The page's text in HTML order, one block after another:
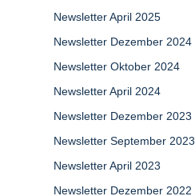
Newsletter April 2025
Newsletter Dezember 2024
Newsletter Oktober 2024
Newsletter April 2024
Newsletter Dezember 2023
Newsletter September 2023
Newsletter April 2023
Newsletter Dezember 2022